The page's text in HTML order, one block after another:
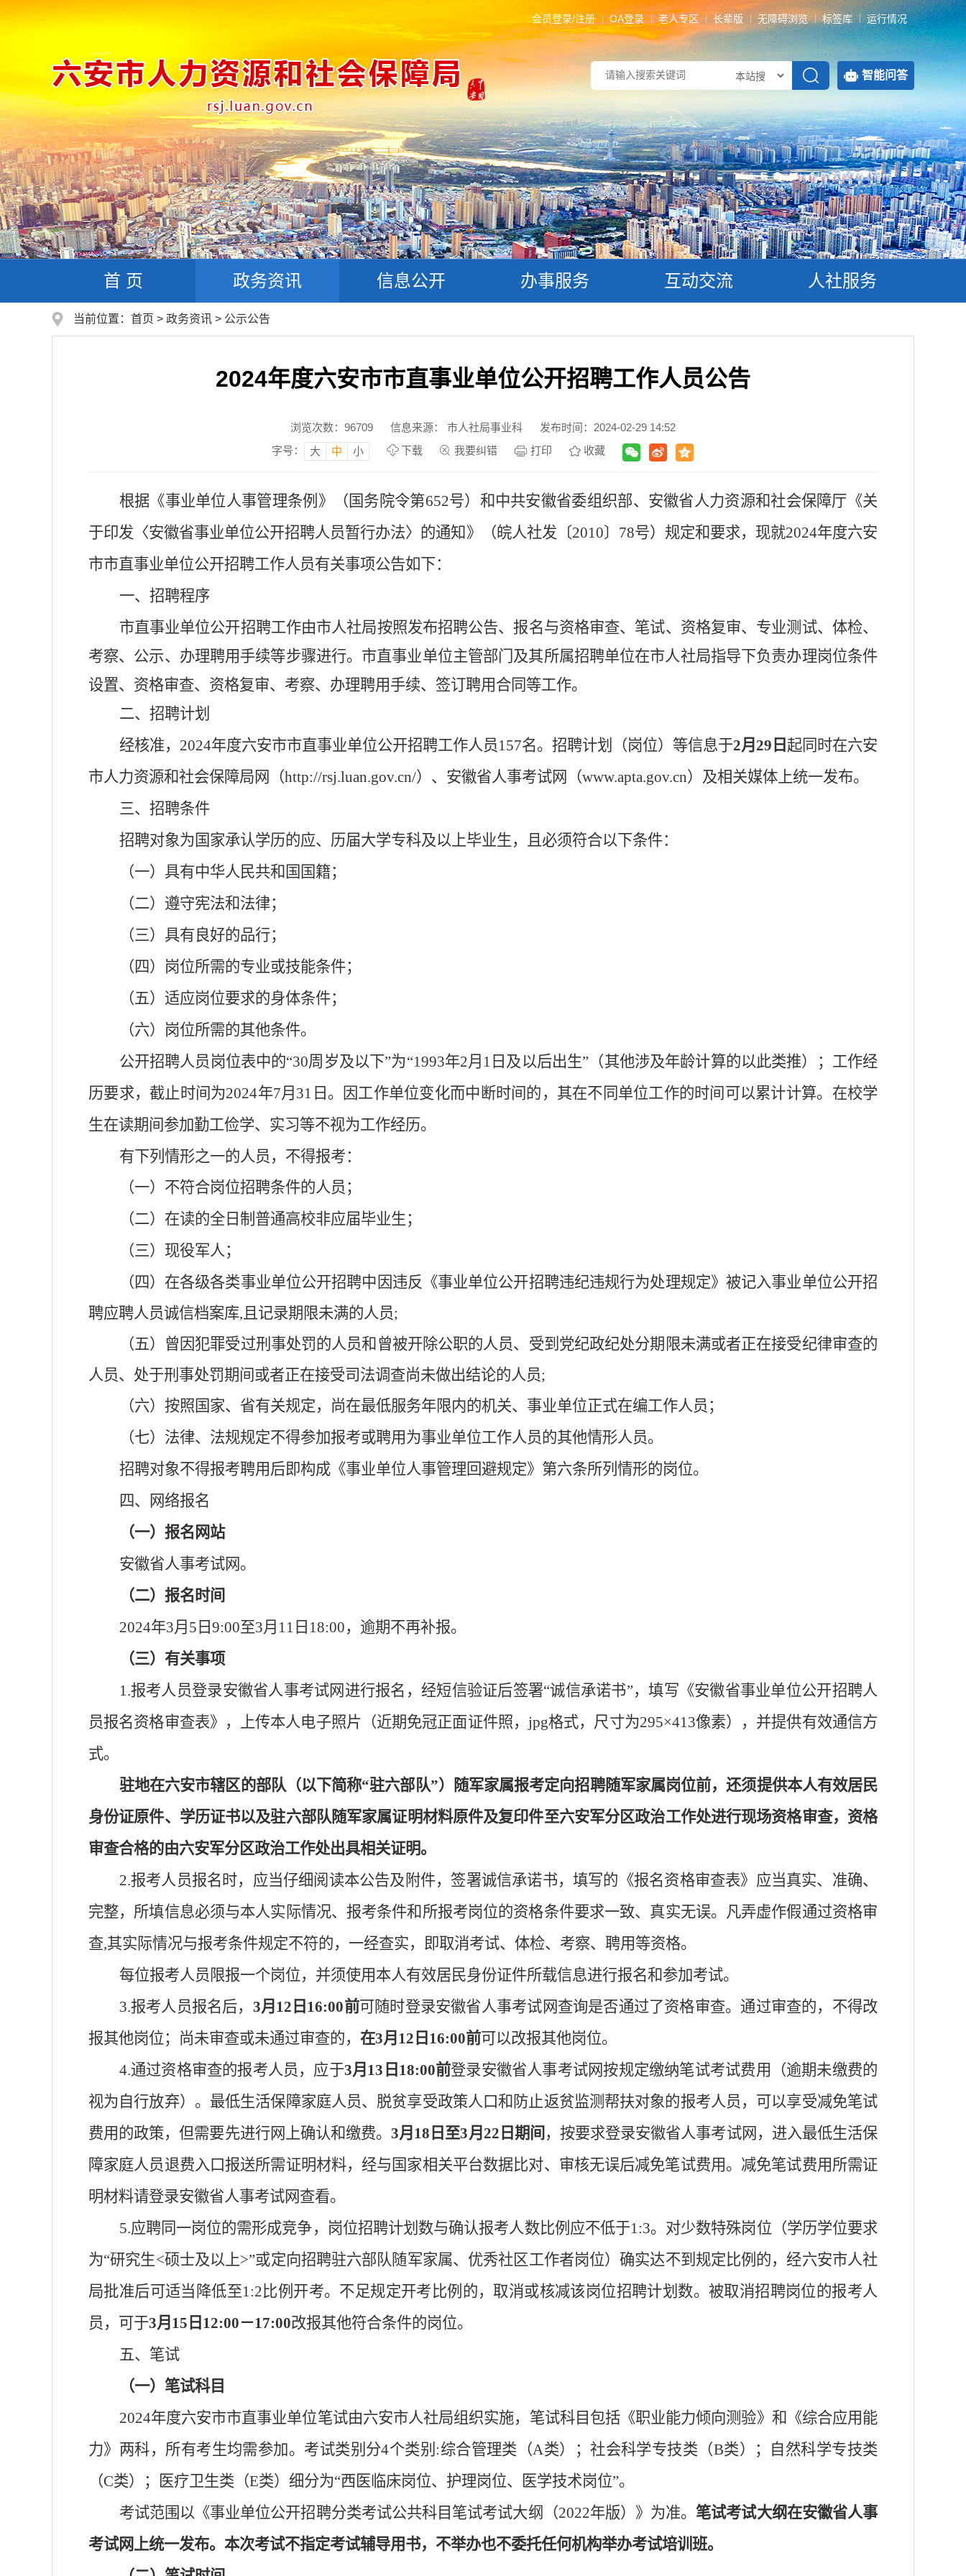
会员登录/注册 OA登录 老人专区 长辈版 无障碍浏览 标签库 运行情况
智能问答
首 页 政务资讯 信息公开 办事服务 互动交流 人社服务
当前位置： 首页 > 政务资讯 > 公示公告
2024年度六安市市直事业单位公开招聘工作人员公告
浏览次数： 96709 信息来源： 市人社局事业科
发布时间：2024-02-29 14:52
字号：
大 中 小 下载 我要纠错 打印 收藏
根据《事业单位人事管理条例》（国务院令第652号） 和 中共安徽省委组织部、 安徽省人力资源和社会保障厅《关
于印发〈安徽省事业单位公开招聘人员暂行办法〉的通知》（皖人社发〔2010〕 78号） 规定和要求， 现就2024年度六安
市市直事业单位公开招聘工作人员有关事项公告如下：
一、 招聘程序
市直事业单位公开招聘工作由市人社局按照发布招聘公告、报名与资格审查、笔试、资格复审、专业测试、体检、
考察、公示、办理聘用手续等步骤进行。市直事业单位主管部门及其所属招聘单位在市人社局指导下负责办理岗位条件
设置、资格审查、资格复审、考察、办理聘用手续、签订聘用合同等工作。
二、招聘计划
经核准， 2024年度六安市市直事业单位公开招聘工作人员157名。 招聘计划（岗位）等信息于2月 29 日 起同时在六安
市人力资源和社会保障局网（http://rsj.luan.gov.cn/）、安徽省人事考试网（www.apta.gov.cn）及相关媒体上统一发布。
三、招聘条件
招聘对象为国家承认学历的应、历届大学专科及以上毕业生，且必须符合以下条件：
（一）具有中华人民共和国国籍；
（二）遵守宪法和法律；
（三）具有良好的品行；
（四）岗位所需的专业或技能条件；
（五）适应岗位要求的身体条件；
（六）岗位所需的其他条件。
公开招聘人员岗位表中的“30周岁及以下”为“1993年2月 1 日及以后出生” （其他涉及年龄计算的以此类推）；工作经
历要求，截止时间为2024年7月 31 日。
因工作单位变化而中断时间的，其在不同单位工作的时间可以累计计算。在校学
生在读期间参加勤工俭学、实习等不视为工作经历。
有下列情形之一的人员，不得报考：
（一）不符合岗位招聘条件的人员；
（二）在读的全日制普通高校非应届毕业生；
（三）现役军人；
（四）在各级各类事业单位公开招聘中因违反《事业单位公开招聘违纪违规行为处理规定》被记入事业单位公开招
聘应聘人员诚信档案库, 且记录期限未满的人员;
（五）曾因犯罪受过刑事处罚的人员和曾被开除公职的人员、受到党纪政纪处分期限未满或者正在接受纪律审查的
人员、处于刑事处罚期间或者正在接受司法调查尚未做出结论的人员;
（六）按照国家、省有关规定，尚在最低服务年限内的机关、事业单位正式在编工作人员；
（七）法律、法规规定不得参加报考或聘用为事业单位工作人员的其他情形人员。
招聘对象不得报考聘用后即构成《事业单位人事管理回避规定》第六条所列情形的岗位。
四、网络报名
（一）报名网站
安徽省人事考试网。
（二）报名时间
2024年3月 5 日 9:00至3月 11 日 18:00，逾期不再补报。
（三）有关事项
1.报考人员登录安徽省人事考试网进行报名，经短信验证后签署“诚信承诺书”，填写《安徽省事业单位公开招聘人
员报名资格审查表》，上传本人电子照片（近期免冠正面证件照， jpg格式，尺寸为295×413像素），并提供有效通信方
式。
驻地在六安市辖区的部队（以下简称“驻六部队”） 随军家属报考定向招聘随军家属岗位前，还须提供本人有效居民
身份证原件、学历证书以及驻六部队随军家属证明材料原件及复印件至六安军分区政治工作处进行现场资格审查，资格
审查合格的由六安军分区政治工作处出具相关证明。
2.报考人员报名时，应当仔细阅读本公告及附件， 签署诚信承诺书，填写的 《报名资格审查表》应当真实、准确、
完整， 所填信息必须与本人实际情况、报考条件和所报考岗位的资格条件要求一致、真实无误。 凡弄虚作假通过资格审
查,其实际情况与报考条件规定不符的，一经查实，即取消考试、体检、考察、 聘用等资格。
每位报考人员限报一个岗位，并须使用本人有效居民身份证件所载信息进行报名和参加考试。
3.报考人员报名后， 3月 12 日 16:00前可随时登录安徽省人事考试网查询是否通过了资格审查。通过审查的，不得改
报其他岗位；尚未审查或未通过审查的， 在3月 12 日 16:00前可以改报其他岗位。
4.通过资格审查的报考人员，应于3月 13 日 18:00前登录安徽省人事考试网按规定缴纳笔试考试费用（逾期未缴费的
视为自行放弃）。最低生活保障家庭人员、脱贫享受政策人口和防止返贫监测帮扶对象的报考人员，可以享受减免笔试
费用的政策，但需要先进行网上确认和缴费。3月 18 日至3月 22 日期间 ，按要求登录安徽省人事考试网，进入最低生活保
障家庭人员退费入口报送所需证明材料，经与国家相关平台数据比对、审核无误后减免笔试费用。减免笔试费用所需证
明材料请登录安徽省人事考试网查看。
5.应聘同一岗位的需形成竞争，岗位招聘计划数与确认报考人数比例应不低于1:3。对少数特殊岗位（学历学位要求
为“研究生<硕士及以上>”或定向招聘驻六部队 随军家属、 优秀社区工作者岗位）确实达不到规定比例的，经六安市人社
局批准后可适当降低至1:2 比例开考。不足规定开考比例的，取消或核减该岗位招聘计划数。被取消招聘岗位的报考人
员，可于3月 15 日 12:00－17:00改报其他符合条件的岗位。
五、笔试
（一）笔试科目
2024年度六安市市直事业单位笔试由六安市人社局组织实施， 笔试科目包括《职业能力倾向测验》和《综合应用能
力》 两科， 所有考生均需参加。考试类别分4个类别 :综合管理类（A类）；社会科学专技类（B类）；自然科学专技类
（C类）；医疗卫生类（E类）细分为“西医临床岗位、护理岗位、医学技术岗位”。
考试范围以《事业单位公开招聘分类考试公共科目笔试考试大纲（2022年版）》为准。笔试考试大纲在安徽省人事
考试网上统一发布。本次考试不指定考试辅导用书，不举办也不委托任何机构举办考试培训班。